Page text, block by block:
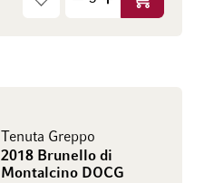
Ajouter
Tenuta Greppo
2018 Brunello di
Montalcino DOCG